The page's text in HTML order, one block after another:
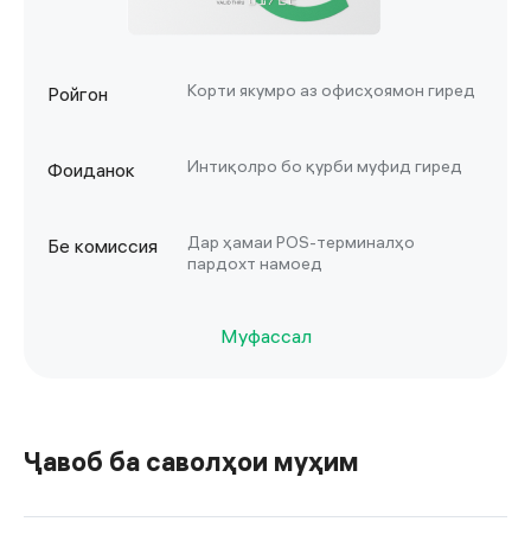
Ройгон Корти якумро аз офисҳоямон гиред
Фоиданок Интиқолро бо қурби муфид гиред
Бе комиссия
Дар ҳамаи POS-терминалҳо
пардохт намоед
Муфассал
Ҷавоб ба саволҳои муҳим